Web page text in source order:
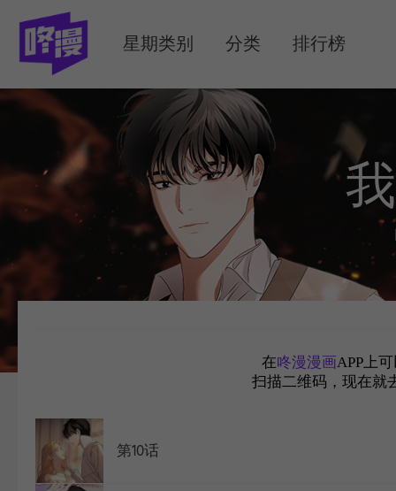
WEBTOON
星期类别 分类 排行榜
在咚漫漫画APP上
扫描二维码，现在就
第10话